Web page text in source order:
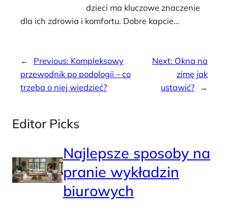
dzieci ma kluczowe znaczenie
dla ich zdrowia i komfortu. Dobre kapcie…
← Previous: Kompleksowy
przewodnik po podologii – co
trzeba o niej wiedzieć?
Next: Okna na
zimę jak
ustawić?
→
Editor Picks
Najlepsze sposoby na
pranie wykładzin
biurowych